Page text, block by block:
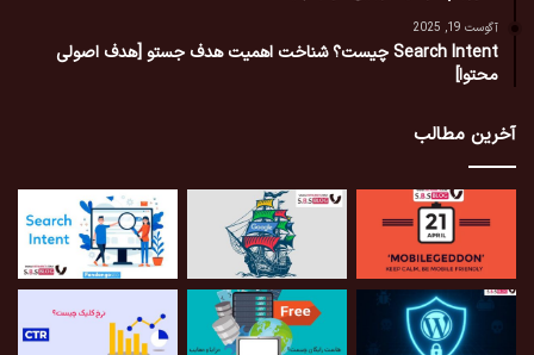
آگوست 19, 2025
Search Intent چیست؟ شناخت اهمیت هدف جستو [هدف اصولی
محتوا]
آخرین مطالب